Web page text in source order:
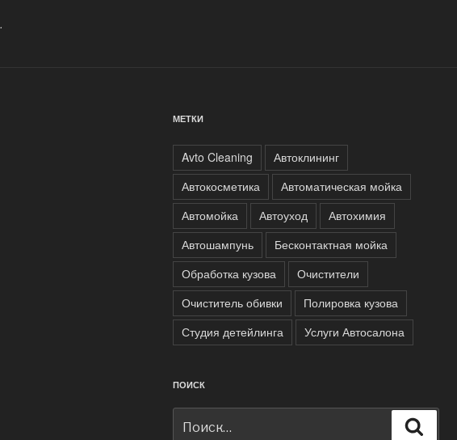
.
МЕТКИ
Avto Cleaning
Автоклининг
Автокосметика
Автоматическая мойка
Автомойка
Автоуход
Автохимия
Автошампунь
Бесконтактная мойка
Обработка кузова
Очистители
Очиститель обивки
Полировка кузова
Студия детейлинга
Услуги Автосалона
ПОИСК